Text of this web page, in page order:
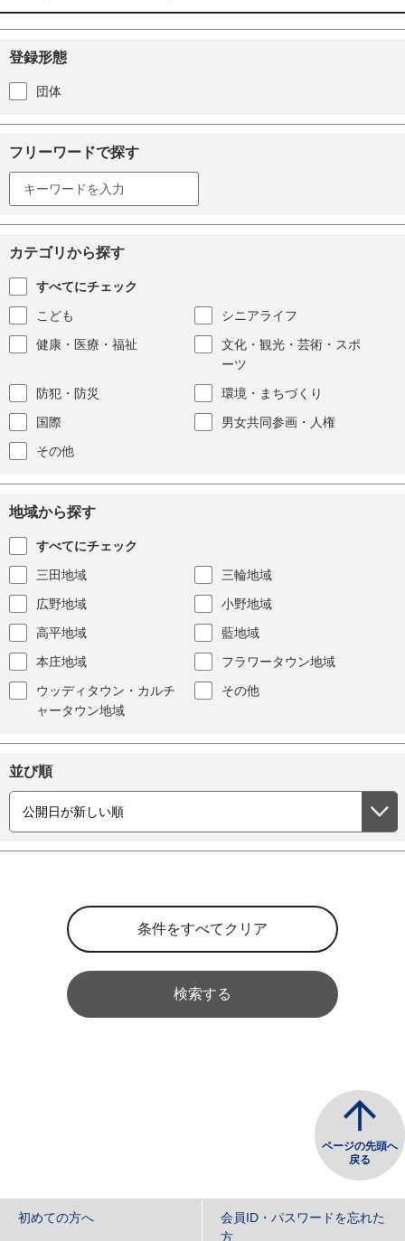
登録形態
団体
フリーワードで探す
カテゴリから探す
すべてにチェック
こども
シニアライフ
健康・医療・福祉
文化・観光・芸術・スポ
ーツ
防犯・防災
環境・まちづくり
国際
男女共同参画・人権
その他
地域から探す
すべてにチェック
三田地域
三輪地域
広野地域
小野地域
高平地域
藍地域
本庄地域
フラワータウン地域
ウッディタウン・カルチ
ャータウン地域
その他
並び順
検索する
ページの先頭へ
戻る
初めての方へ
会員ID・パスワードを忘れた
方